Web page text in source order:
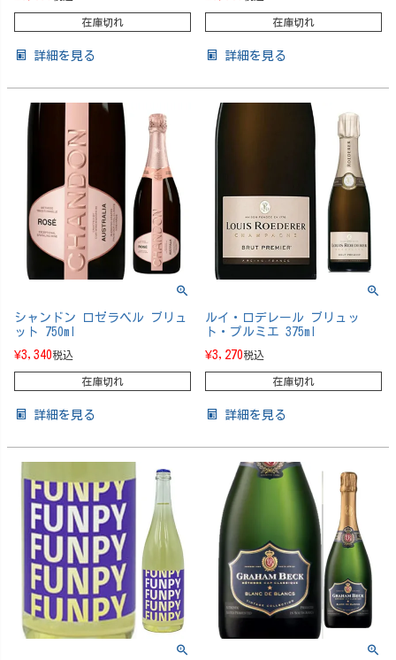
在庫切れ
詳細を見る
在庫切れ
詳細を見る
シャンドン ロゼラベル ブリュ
ット 750ml
¥3,340税込
在庫切れ
詳細を見る
ルイ・ロデレール ブリュッ
ト・プルミエ 375ml
¥3,270税込
在庫切れ
詳細を見る